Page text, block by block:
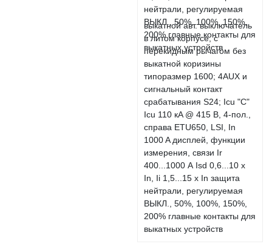
выкатной авт. выключатель
в литом корпусе, с
перекидным рычагом без
выкатной коризины
типоразмер 1600; 4AUX и
сигнальный контакт
срабатывания S24; Icu "C"
Icu 110 кA @ 415 В, 4-пол.,
справа ETU650, LSI, In
1000 A дисплей, функции
измерения, связи Ir
400...1000 А Isd 0,6...10 x
In, Ii 1,5...15 x In защита
нейтрали, регулируемая
ВЫКЛ., 50%, 100%, 150%,
200% главные контакты для
выкатных устройств